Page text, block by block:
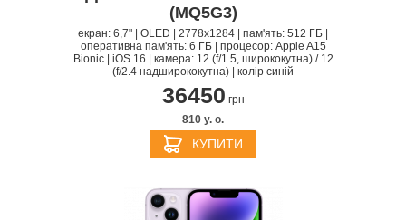
(MQ5G3)
екран: 6,7" | OLED | 2778x1284 | пам'ять: 512 ГБ |
оперативна пам'ять: 6 ГБ | процесор: Apple A15
Bionic | iOS 16 | камера: 12 (f/1.5, ширококутна) / 12
(f/2.4 надширококутна) | колір синій
36450 грн
810 y. о.
КУПИТИ